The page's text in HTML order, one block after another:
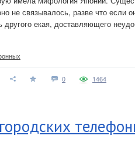
не связывалось, разве что если
другого екая, доставляющего
0 1464